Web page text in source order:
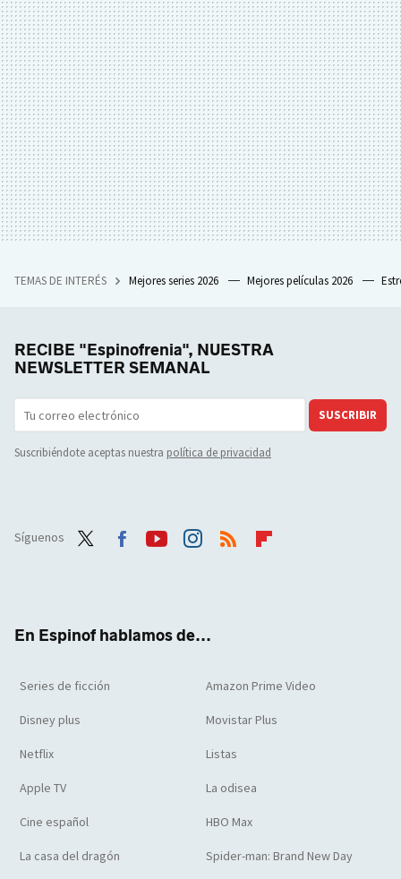
TEMAS DE INTERÉS Mejores series 2026 Mejores películas 2026
RECIBE "Espinofrenia", NUESTRA
NEWSLETTER SEMANAL
SUSCRIBIR
Suscribiéndote aceptas nuestra política de privacidad
Síguenos
En Espinof hablamos de...
Series de ficción Amazon Prime Video
Disney plus Movistar Plus
Netflix Listas
Apple TV La odisea
Cine español HBO Max
La casa del dragón Spider-man: Brand New Day